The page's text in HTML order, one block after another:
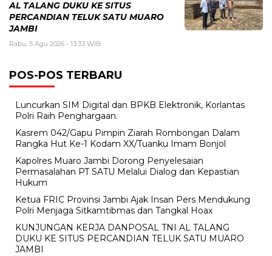
AL TALANG DUKU KE SITUS
PERCANDIAN TELUK SATU MUARO
JAMBI
Rabu, 5 Agu 2026 - 13:33 WIB
POS-POS TERBARU
Luncurkan SIM Digital dan BPKB Elektronik, Korlantas
Polri Raih Penghargaan.
Kasrem 042/Gapu Pimpin Ziarah Rombongan Dalam
Rangka Hut Ke-1 Kodam XX/Tuanku Imam Bonjol
Kapolres Muaro Jambi Dorong Penyelesaian
Permasalahan PT SATU Melalui Dialog dan Kepastian
Hukum
Ketua FRIC Provinsi Jambi Ajak Insan Pers Mendukung
Polri Menjaga Sitkamtibmas dan Tangkal Hoax
KUNJUNGAN KERJA DANPOSAL TNI AL TALANG
DUKU KE SITUS PERCANDIAN TELUK SATU MUARO
JAMBI